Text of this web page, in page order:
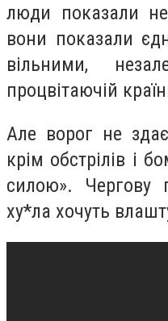
люди показали
вони показали
вільними,
процвітаючій
Але ворог не
крім обстрілів і
силою». Чергову
ху*ла хочуть